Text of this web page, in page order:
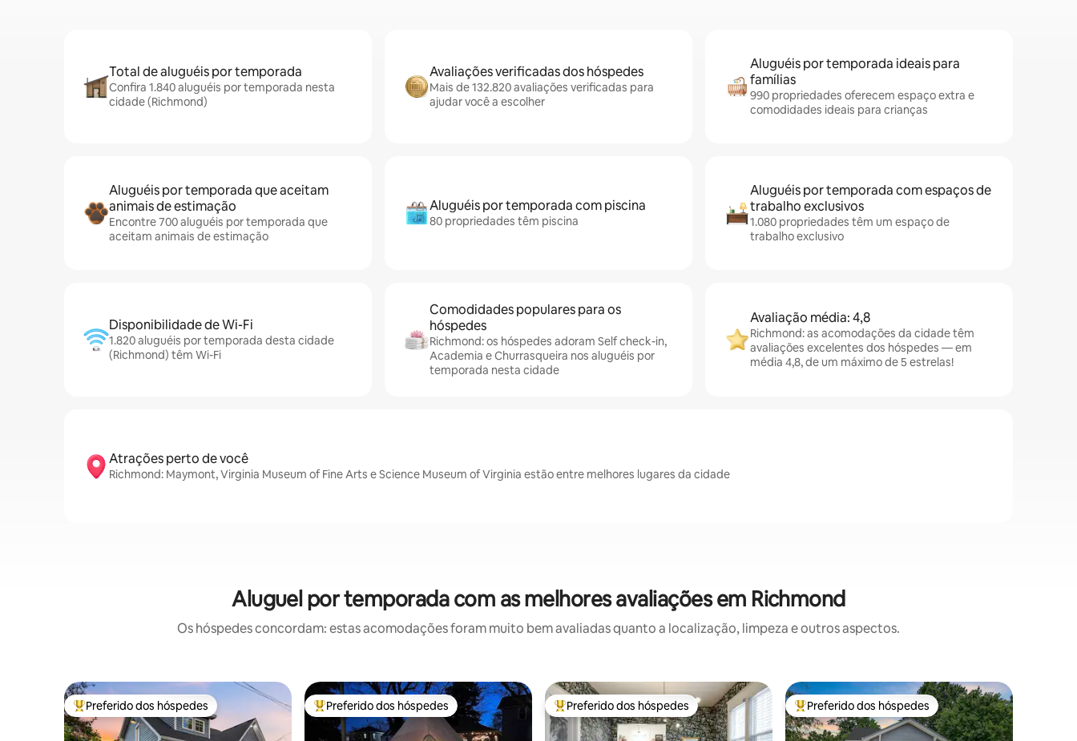
Total de aluguéis por temporada
Confira 1.840 aluguéis por temporada nesta
cidade (Richmond)
Avaliações verificadas dos hóspedes
Mais de 132.820 avaliações verificadas para
ajudar você a escolher
Aluguéis por temporada ideais para
famílias
990 propriedades oferecem espaço extra e
comodidades ideais para crianças
Aluguéis por temporada que aceitam
animais de estimação
Encontre 700 aluguéis por temporada que
aceitam animais de estimação
Aluguéis por temporada com piscina
80 propriedades têm piscina
Aluguéis por temporada com espaços de
trabalho exclusivos
1.080 propriedades têm um espaço de
trabalho exclusivo
Disponibilidade de Wi-Fi
1.820 aluguéis por temporada desta cidade
(Richmond) têm Wi-Fi
Comodidades populares para os
hóspedes
Richmond: os hóspedes adoram Self check-in,
Academia e Churrasqueira nos aluguéis por
temporada nesta cidade
Avaliação média: 4,8
Richmond: as acomodações da cidade têm
avaliações excelentes dos hóspedes — em
média 4,8, de um máximo de 5 estrelas!
Atrações perto de você
Richmond: Maymont, Virginia Museum of Fine Arts e Science Museum of Virginia estão entre melhores lugares da cidade
Aluguel por temporada com as melhores avaliações em Richmond
Os hóspedes concordam: estas acomodações foram muito bem avaliadas quanto a localização, limpeza e outros aspectos.
Entre os melhores preferidos dos hóspedes
Preferido dos hóspedes Entre os melhores preferidos dos hóspedes
Preferido dos hóspedes Entre os melhores preferidos dos hóspedes
Preferido dos hóspedes Entre os melhores preferidos dos hóspedes
Preferido dos hóspedes